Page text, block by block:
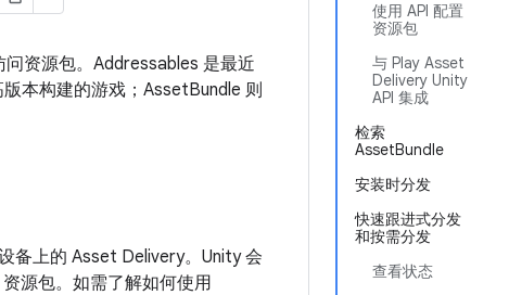
使用 API 配置
资源包
与 Play Asset
Delivery Unity
API 集成
检索
AssetBundle
安装时分发
快速跟进式分发
和按需分发
查看状态
资源包。Addressables 是最近
本构建的游戏；AssetBundle 则
备上的 Asset Delivery。Unity 会
源包。如需了解如何使用